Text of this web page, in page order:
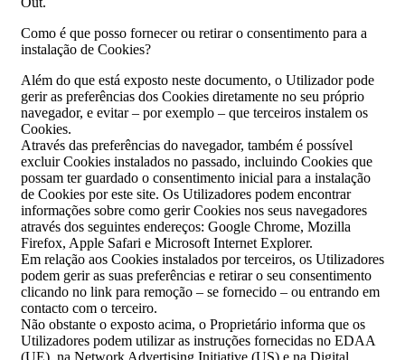
Como é que posso fornecer ou retirar o consentimento para a
instalação de Cookies?
Além do que está exposto neste documento, o Utilizador pode
gerir as preferências dos Cookies diretamente no seu próprio
navegador, e evitar – por exemplo – que terceiros instalem os
Cookies.
Através das preferências do navegador, também é possível
excluir Cookies instalados no passado, incluindo Cookies que
possam ter guardado o consentimento inicial para a instalação
de Cookies por este site. Os Utilizadores podem encontrar
informações sobre como gerir Cookies nos seus navegadores
através dos seguintes endereços: Google Chrome, Mozilla
Firefox, Apple Safari e Microsoft Internet Explorer.
Em relação aos Cookies instalados por terceiros, os Utilizadores
podem gerir as suas preferências e retirar o seu consentimento
clicando no link para remoção – se fornecido – ou entrando em
contacto com o terceiro.
Não obstante o exposto acima, o Proprietário informa que os
Utilizadores podem utilizar as instruções fornecidas no EDAA
(UE), na Network Advertising Initiative (US) e na Digital